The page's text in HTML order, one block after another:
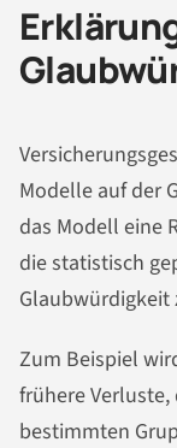
Modelle auf der
das Modell eine
die statistisch
Zum Beispiel
frühere
bestimmten